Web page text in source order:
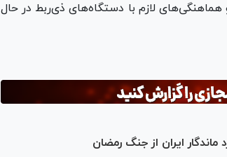
هماهنگی‌های لازم با دستگاه‌های ذی‌ربط در حال